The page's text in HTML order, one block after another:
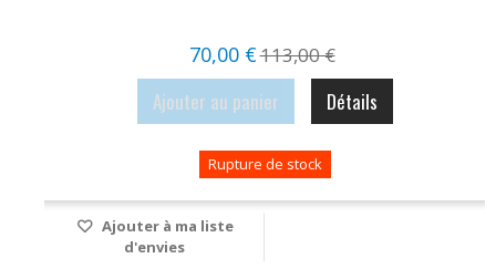
70,00 €113,00 €
Ajouter au panier Détails
Rupture de stock
Ajouter à ma liste
d'envies